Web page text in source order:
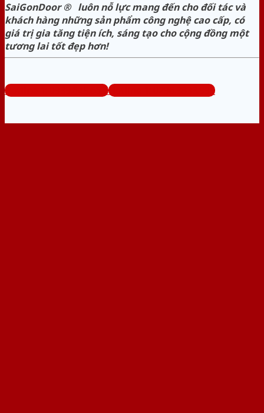
SaiGonDoor ® luôn nỗ lực mang đến cho đối tác và
khách hàng những sản phẩm công nghệ cao cấp, có
giá trị gia tăng tiện ích, sáng tạo cho cộng đồng một
tương lai tốt đẹp hơn!
Hotline 1: 0939.645.663 Hotline 1: 0296.3833.995